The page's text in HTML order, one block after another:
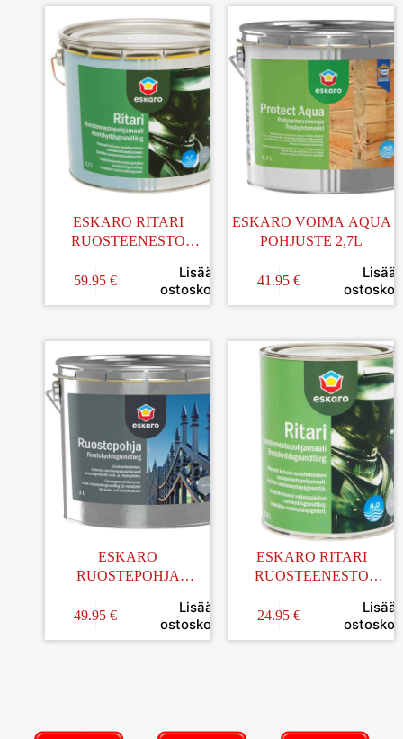
ESKARO RITARI
RUOSTEENESTO
2,7L
59.95 €
Lisää
ostoskoriin
ESKARO VOIMA AQUA
POHJUSTE 2,7L
41.95 €
Lisää
ESKARO
RUOSTEPOHJA
49.95 €
Lisää
ostoskoriin
ESKARO RITARI
RUOSTEENESTO
TUMMANHARMAA 0,9L
24.95 €
Lisää